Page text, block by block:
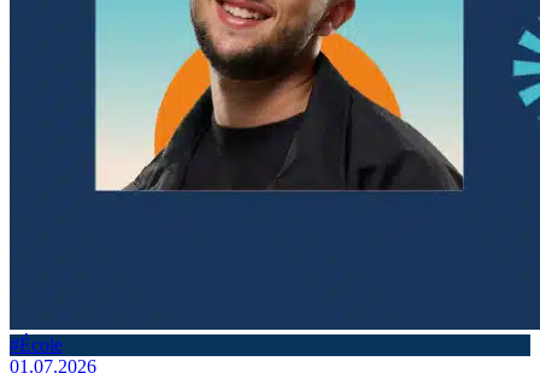
#École
01.07.2026